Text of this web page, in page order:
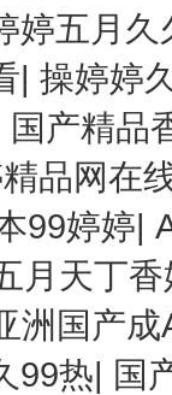
婷五月久
|操婷婷
国产精品
品网在
99婷婷|
月天丁
洲国产成
99热| 国